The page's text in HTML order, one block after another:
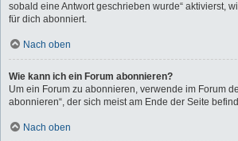
sobald eine Antwort geschrieben wurde“ aktivierst,
für dich abonniert.
Nach oben
Wie kann ich ein Forum abonnieren?
Um ein Forum zu abonnieren, verwende im Forum
abonnieren“, der sich meist am Ende der Seite
Nach oben